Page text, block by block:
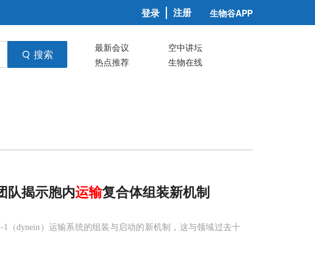
登录 注册 生物谷APP
搜索 最新会议
空中讲坛
热点推荐
生物在线
队揭示胞内运输复合体组装新机制
（dynein）运输系统的组装与启动的新机制，这与领域过去十